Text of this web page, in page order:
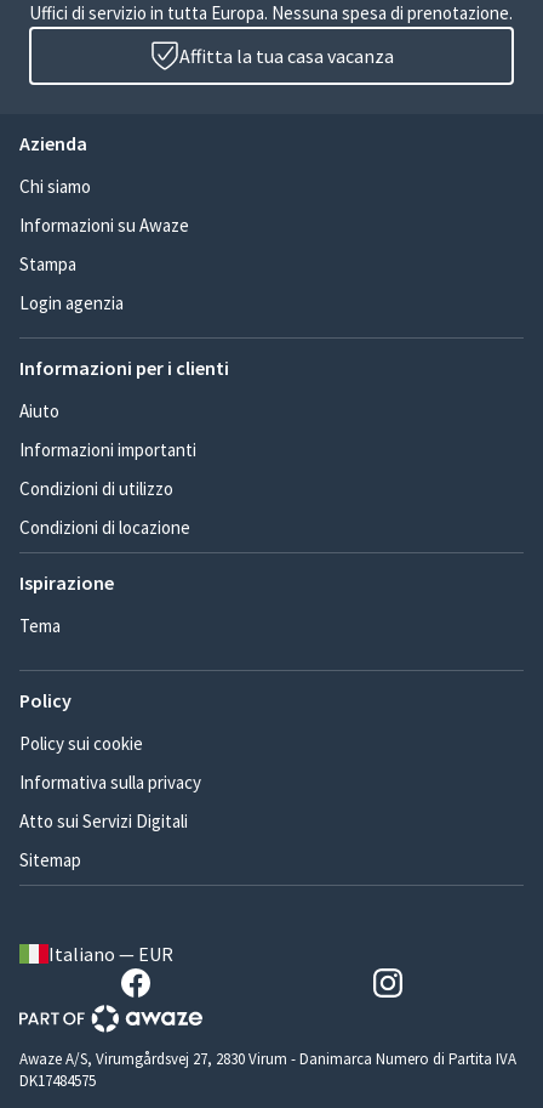
Uffici di servizio in tutta Europa. Nessuna spesa di prenotazione.
Affitta la tua casa vacanza
Azienda
Chi siamo
Informazioni su Awaze
Stampa
Login agenzia
Informazioni per i clienti
Aiuto
Informazioni importanti
Condizioni di utilizzo
Condizioni di locazione
Ispirazione
Tema
Policy
Policy sui cookie
Informativa sulla privacy
Atto sui Servizi Digitali
Sitemap
Italiano — EUR
Awaze A/S, Virumgårdsvej 27, 2830 Virum - Danimarca Numero di Partita IVA
DK17484575